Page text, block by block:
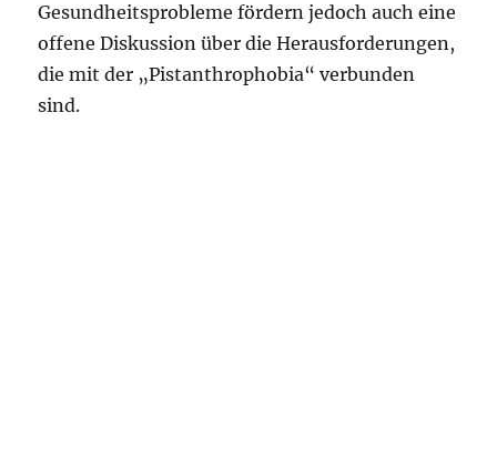
Gesundheitsprobleme fördern jedoch auch eine
offene Diskussion über die Herausforderungen,
die mit der „Pistanthrophobia“ verbunden
sind.